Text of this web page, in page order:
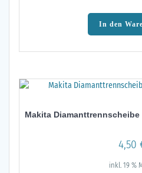
In den
Makita Diamanttrennscheibe
4,50
inkl. 19 %